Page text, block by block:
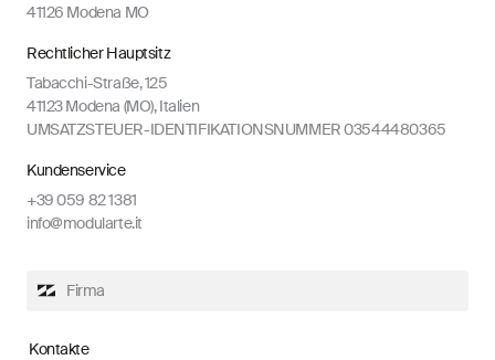
41126 Modena MO
Rechtlicher Hauptsitz
Tabacchi-Straße, 125
41123 Modena (MO), Italien
UMSATZSTEUER-IDENTIFIKATIONSNUMMER 03544480365
Kundenservice
+39 059 82 1381
info@modularte.it
Firma
Kontakte